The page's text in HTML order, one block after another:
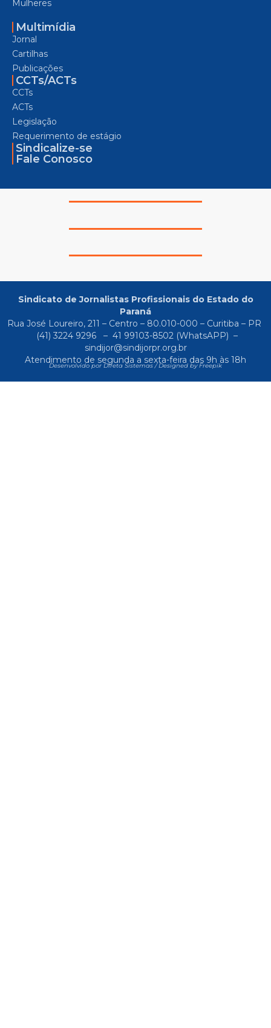
Mulheres
Multimídia
Jornal
Cartilhas
Publicações
CCTs/ACTs
CCTs
ACTs
Legislação
Requerimento de estágio
Sindicalize-se
Fale Conosco
Sindicato de Jornalistas Profissionais do Estado do
Paraná
Rua José Loureiro, 211 – Centro – 80.010-000 – Curitiba – PR
(41) 3224 9296
– 41 99103-8502(WhatsAPP) –
sindijor@sindijorpr.org.br
Atendimento de segunda a sexta-feira das 9h às 18h
Desenvolvido por Direta Sistemas /Designed by Freepik